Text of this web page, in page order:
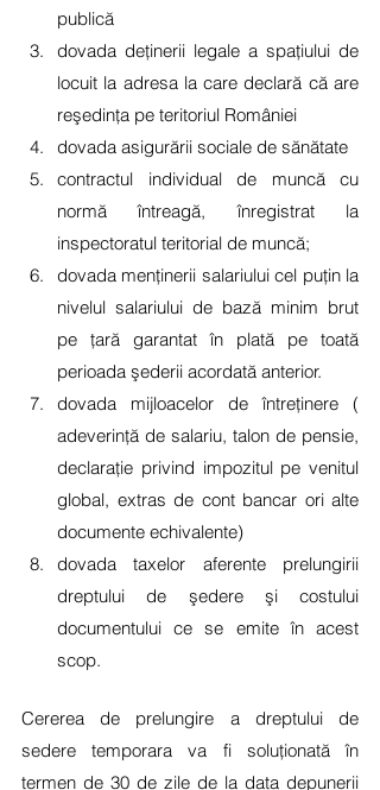
publică
dovada deţinerii legale a spaţiului de
locuit la adresa la care declară că are
reşedinţa pe teritoriul României
dovada asigurării sociale de sănătate
contractul individual de muncă cu
normă întreagă, înregistrat la
inspectoratul teritorial de muncă;
dovada menţinerii salariului cel puţin la
nivelul salariului de bază minim brut
pe ţară garantat în plată pe toată
perioada şederii acordată anterior.
dovada mijloacelor de întreţinere (
adeverinţă de salariu, talon de pensie,
declaraţie privind impozitul pe venitul
global, extras de cont bancar ori alte
documente echivalente)
dovada taxelor aferente prelungirii
dreptului de şedere şi costului
documentului ce se emite în acest
scop.
Cererea de prelungire a dreptului de
sedere temporara va fi soluţionată în
termen de 30 de zile de la data depunerii